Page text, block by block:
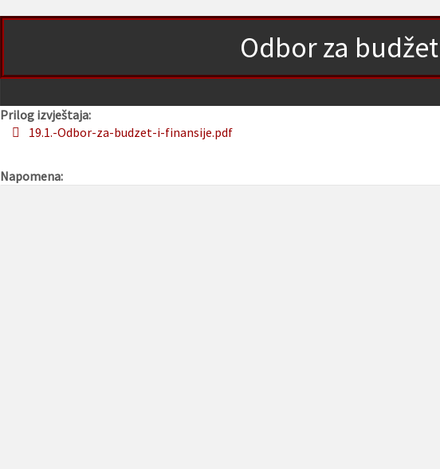
Odbor za
Prilog izvještaja:
19.1.-Odbor-za-budzet-i-finansije.pdf
Napomena: